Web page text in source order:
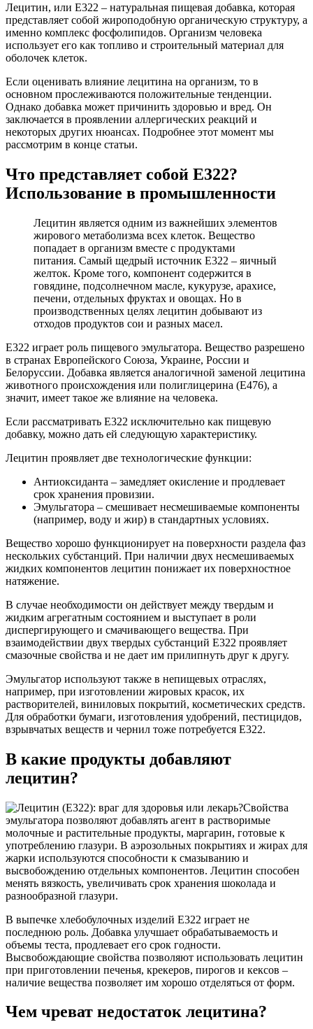
Лецитин, или Е322 – натуральная пищевая добавка, которая
представляет собой жироподобную органическую структуру, а
именно комплекс фосфолипидов. Организм человека
использует его как топливо и строительный материал для
оболочек клеток.
Если оценивать влияние лецитина на организм, то в
основном прослеживаются положительные тенденции.
Однако добавка может причинить здоровью и вред. Он
заключается в проявлении аллергических реакций и
некоторых других нюансах. Подробнее этот момент мы
рассмотрим в конце статьи.
Что представляет собой Е322?
Использование в промышленности
Лецитин является одним из важнейших элементов
жирового метаболизма всех клеток. Вещество
попадает в организм вместе с продуктами
питания. Самый щедрый источник E322 – яичный
желток. Кроме того, компонент содержится в
говядине, подсолнечном масле, кукурузе, арахисе,
печени, отдельных фруктах и овощах. Но в
производственных целях лецитин добывают из
отходов продуктов сои и разных масел.
Е322 играет роль пищевого эмульгатора. Вещество разрешено
в странах Европейского Союза, Украине, России и
Белоруссии. Добавка является аналогичной заменой лецитина
животного происхождения или полиглицерина (Е476), а
значит, имеет такое же влияние на человека.
Если рассматривать Е322 исключительно как пищевую
добавку, можно дать ей следующую характеристику.
Лецитин проявляет две технологические функции:
Антиоксиданта ‒ замедляет окисление и продлевает
срок хранения провизии.
Эмульгатора – смешивает несмешиваемые компоненты
(например, воду и жир) в стандартных условиях.
Вещество хорошо функционирует на поверхности раздела фаз
нескольких субстанций. При наличии двух несмешиваемых
жидких компонентов лецитин понижает их поверхностное
натяжение.
В случае необходимости он действует между твердым и
жидким агрегатным состоянием и выступает в роли
диспергирующего и смачивающего вещества. При
взаимодействии двух твердых субстанций Е322 проявляет
смазочные свойства и не дает им прилипнуть друг к другу.
Эмульгатор используют также в непищевых отраслях,
например, при изготовлении жировых красок, их
растворителей, виниловых покрытий, косметических средств.
Для обработки бумаги, изготовления удобрений, пестицидов,
взрывчатых веществ и чернил тоже потребуется Е322.
В какие продукты добавляют
лецитин?
Свойства
эмульгатора позволяют добавлять агент в растворимые
молочные и растительные продукты, маргарин, готовые к
употреблению глазури. В аэрозольных покрытиях и жирах для
жарки используются способности к смазыванию и
высвобождению отдельных компонентов. Лецитин способен
менять вязкость, увеличивать срок хранения шоколада и
разнообразной глазури.
В выпечке хлебобулочных изделий Е322 играет не
последнюю роль. Добавка улучшает обрабатываемость и
объемы теста, продлевает его срок годности.
Высвобождающие свойства позволяют использовать лецитин
при приготовлении печенья, крекеров, пирогов и кексов –
наличие вещества позволяет им хорошо отделяться от форм.
Чем чреват недостаток лецитина?